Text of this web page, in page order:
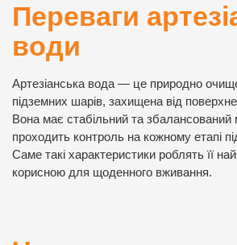
Переваги
води
Артезіанська вода — це природно
підземних шарів, захищена від
Вона має стабільний та збалансований
проходить контроль на кожному етапі
Саме такі характеристики роблять її
корисною для щоденного вживання.